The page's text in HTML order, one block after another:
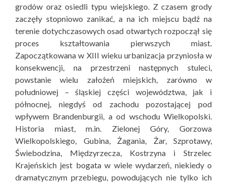
grodów oraz osiedli typu wiejskiego. Z czasem grody
zaczęły stopniowo zanikać, a na ich miejscu bądź na
terenie dotychczasowych osad otwartych rozpoczął się
proces kształtowania pierwszych miast.
Zapoczątkowana w XIII wieku urbanizacja przyniosła w
konsekwencji, na przestrzeni następnych stuleci,
powstanie wielu założeń miejskich, zarówno w
południowej – śląskiej części województwa, jak i
północnej, niegdyś od zachodu pozostającej pod
wpływem Brandenburgii, a od wschodu Wielkopolski.
Historia miast, m.in. Zielonej Góry, Gorzowa
Wielkopolskiego, Gubina, Żagania, Żar, Szprotawy,
Świebodzina, Międzyrzecza, Kostrzyna i Strzelec
Krajeńskich jest bogata w wiele wydarzeń, niekiedy o
dramatycznym przebiegu, powodujących nie tylko ich